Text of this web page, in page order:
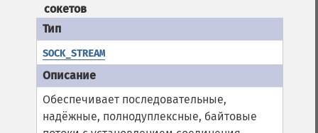
сокетов
SOCK_STREAM
Обеспечивает последовательные,
надёжные, полнодуплексные, байтовые